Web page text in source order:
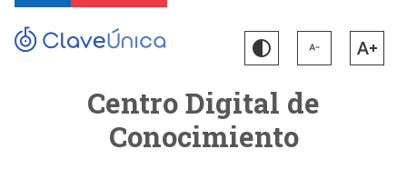
Centro Digital de
Conocimiento